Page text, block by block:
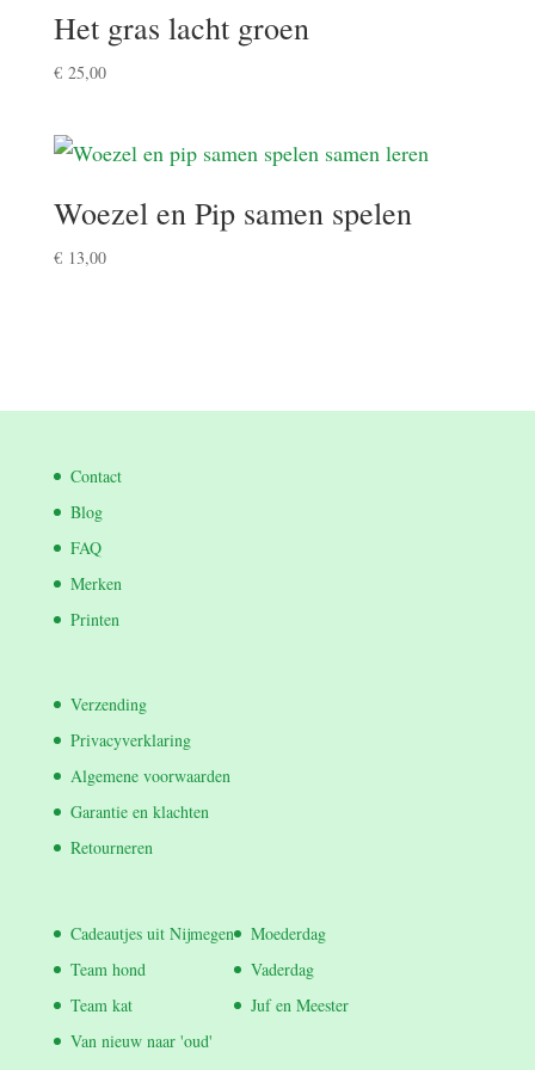
Het gras lacht groen
€25,00
Woezel en Pip samen spelen
€13,00
Contact
Blog
FAQ
Merken
Printen
Verzending
Privacyverklaring
Algemene voorwaarden
Garantie en klachten
Retourneren
Cadeautjes uit Nijmegen
Team hond
Team kat
Van nieuw naar 'oud'
Moederdag
Vaderdag
Juf en Meester